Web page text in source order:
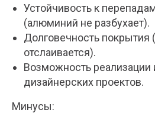
Устойчивость к
(алюминий не разбухает).
Долговечность покрытия
отслаивается).
Возможность
дизайнерских проектов.
Минусы: